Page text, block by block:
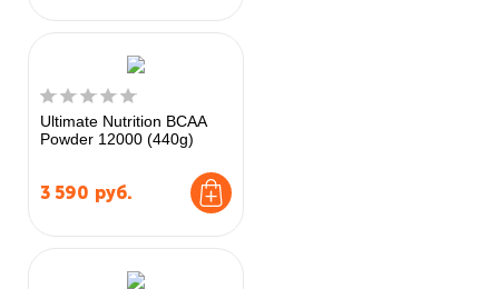
Ultimate Nutrition BCAA
Powder 12000 (440g)
3 590 руб.